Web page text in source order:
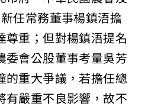
任常務董事楊鎮浯擔
重；但對楊鎮浯提名
會公股董事考量吳芳
重大爭議，若擔任總
嚴重不良影響，故不